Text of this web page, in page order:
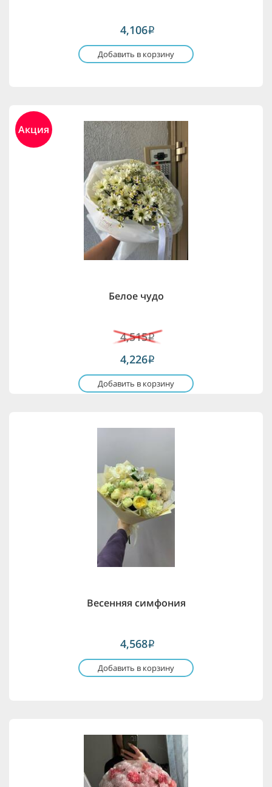
4,106i
Добавить в корзину
Акция
Белое чудо
4,515i
4,226i
Добавить в корзину
Весенняя симфония
4,568i
Добавить в корзину